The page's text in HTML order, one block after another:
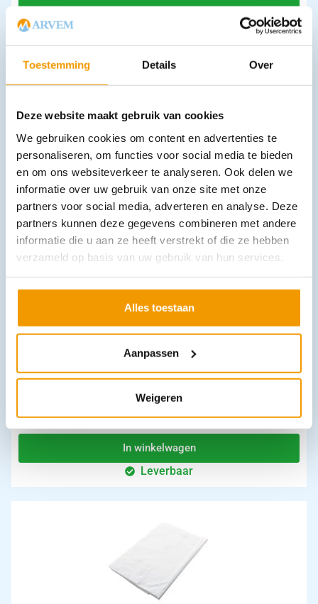
Toestemming Details Over
Deze website maakt gebruik van cookies
We gebruiken cookies om content en advertenties te
personaliseren, om functies voor social media te bieden
en om ons websiteverkeer te analyseren. Ook delen we
informatie over uw gebruik van onze site met onze
partners voor social media, adverteren en analyse. Deze
partners kunnen deze gegevens combineren met andere
informatie die u aan ze heeft verstrekt of die ze hebben
verzameld op basis van uw gebruik van hun services.
Alles toestaan
Aanpassen
Weigeren
Nitril Ultra handschoenen poedervrij
7,04 incl. btw
5.82 excl. btw
Opties bekijken
Leverbaar
Vaseline zuurvrij pot 200 gram
2.46 excl. btw
In winkelwagen
Leverbaar